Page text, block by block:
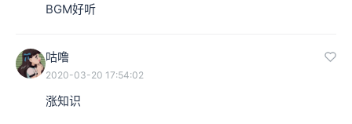
BGM好听
咕噜
2020-03-20 17:54:02
涨知识